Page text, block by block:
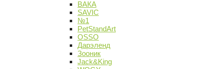
ВАКА
SAVIC
№1
PetStandArt
OSSO
Дарэленд
Зооник
Jack&King